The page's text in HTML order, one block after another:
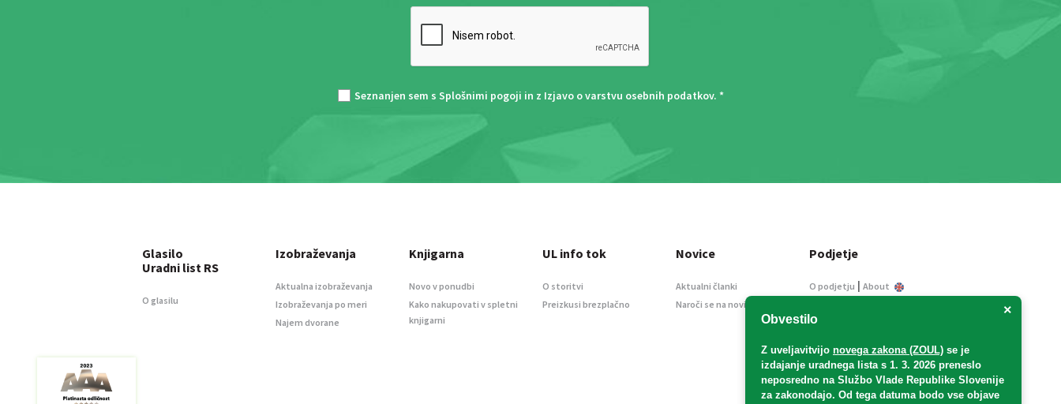
Seznanjen sem s Splošnimi pogoji in z Izjavo o varstvu osebnih podatkov. *
×
Obvestilo
Z uveljavitvijo novega zakona (ZOUL) se je
izdajanje uradnega lista s 1. 3. 2026 preneslo
neposredno na Službo Vlade Republike Slovenije
za zakonodajo. Od tega datuma bodo vse objave
Glasilo
Uradni list RS
O glasilu
Izobraževanja
Aktualna izobraževanja
Izobraževanja po meri
Najem dvorane
Knjigarna
Novo v ponudbi
Kako nakupovati v spletni
knjigarni
UL info tok
O storitvi
Preizkusi brezplačno
Novice
Aktualni članki
Naroči se na novice
Podjetje
O podjetju | About
Informacije javnega
Oglaševanje
Splošni pogoji
Izjava o varstvu osebnih